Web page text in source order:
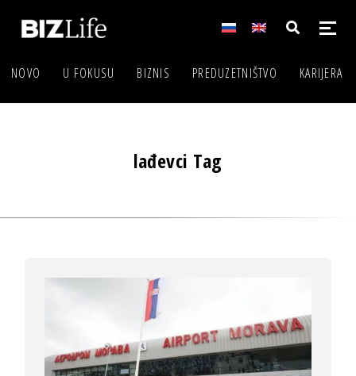
NOVO U FOKUSU BIZNIS PREDUZETNIŠTVO KARIJERA
lađevci Tag